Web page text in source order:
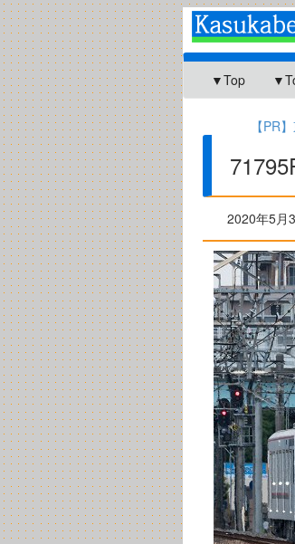
▼Top
【PR】東武
2020年5月